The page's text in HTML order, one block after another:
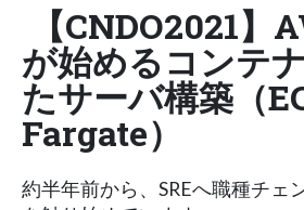
【CNDO2021】
が始めるコンテ
たサーバ構築（
Fargate）
約半年前から、SREへ職種チェ